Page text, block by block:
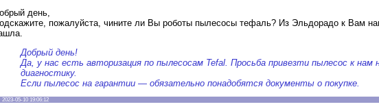
день,
пожалуйста, чините ли Вы роботы пылесосы тефаль? Из Эльдорадо к Вам
Добрый день!
Да, у нас есть авторизация по пылесосам Tefal. Просьба привезти пылесос к нам
диагностику.
Если пылесос на гарантии — обязательно понадобятся документы о покупке.
2023-05-10 19:06:12